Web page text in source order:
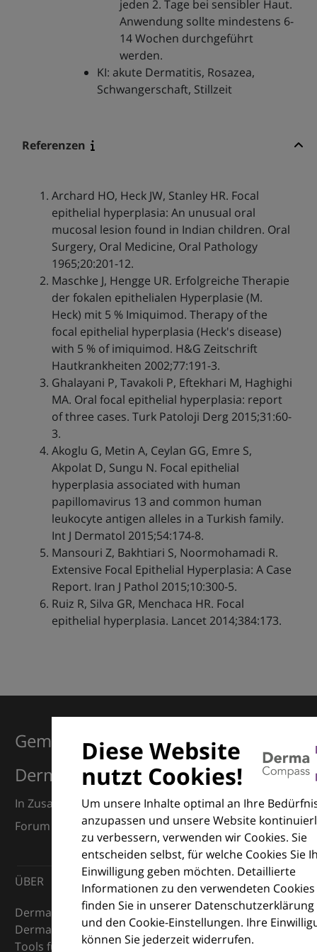
jeden 2. Tage bei sensibler Haut.
Anwendung sollte mindestens 6-
14 Wochen durchgeführt
werden.
KI: akute Dermatitis, Rosazea,
Schwangerschaft, Stillzeit
Referenzen
Archard HO, Heck JW, Stanley HR. Focal
epithelial hyperplasia: An unusual oral
mucosal lesion found in Indian children. Oral
Surgery, Oral Medicine, Oral Pathology
1965;20:201-12.
Maschke J, Hengge UR. Erfolgreiche Therapie
der fokalen epithelialen Hyperplasie (M.
Heck) mit 5 % Imiquimod. Therapy of the
focal epithelial hyperplasia (Heck's disease)
with 5 % of imiquimod. H&G Zeitschrift
Hautkrankheiten 2002;77:191-3.
Ghalayani P, Tavakoli P, Eftekhari M, Haghighi
MA. Oral focal epithelial hyperplasia: report
of three cases. Turk Patoloji Derg 2015;31:60-
3.
Akoglu G, Metin A, Ceylan GG, Emre S,
Akpolat D, Sungu N. Focal epithelial
hyperplasia associated with human
papillomavirus 13 and common human
leukocyte antigen alleles in a Turkish family.
Int J Dermatol 2015;54:174-8.
Mansouri Z, Bakhtiari S, Noormohamadi R.
Extensive Focal Epithelial Hyperplasia: A Case
Report. Iran J Pathol 2015;10:300-5.
Ruiz R, Silva GR, Menchaca HR. Focal
epithelial hyperplasia. Lancet 2014;384:173.
Diese Website
nutzt Cookies!
Um unsere Inhalte optimal an Ihre
anzupassen und unsere Website
zu verbessern, verwenden wir Cookies. Sie
entscheiden selbst, für welche Cookies Sie
Einwilligung geben möchten. Detaillierte
Informationen zu den verwendeten Cookies
finden Sie in unserer Datenschutzerklärung
und den Cookie-Einstellungen. Ihre
können Sie jederzeit widerrufen.
Gemeinsam für Exzellenz in der
Dermatologie
In Zusammenarbeit mit dem European Dermatology
Forum (EDF) und Euroderm Excellence
ÜBER
DermaCompass ist Ihr digitaler Kompass für die
Dermatologie – mit Wissen, Bildern und praktischen
Tools für den klinischen Alltag.